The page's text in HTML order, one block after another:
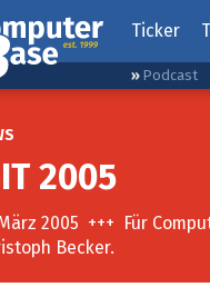
Ticker
Podcast
2005
2005 +++ Für
Becker.